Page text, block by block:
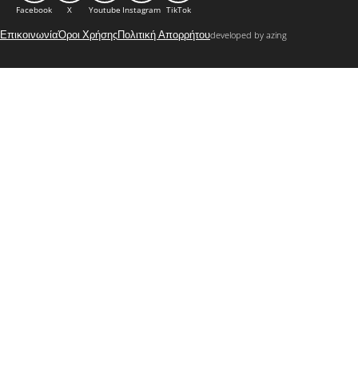
Facebook X Youtube Instagram TikTok
ΕπικοινωνίαΌροι ΧρήσηςΠολιτική Απορρήτουdeveloped by azing